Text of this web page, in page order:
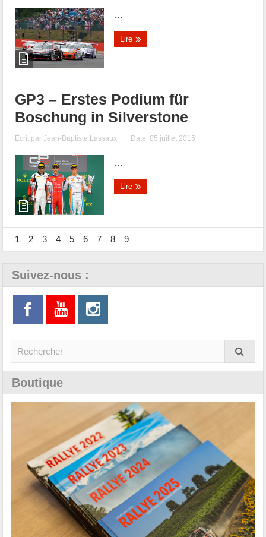
...
Lire
GP3 – Erstes Podium für
Boschung in Silverstone
Écrit parJean-Baptiste Lassaux | Date: 05 juillet 2015
...
Lire
1 2 3 4 5 6 7 8 9
Suivez-nous :
Boutique